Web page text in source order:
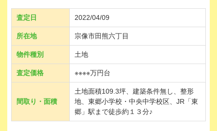
査定日 2022/04/09
所在地 宗像市田熊六丁目
物件種別 土地
査定価格 ※※※※万円台
間取り・面積
土地面積109.3坪、建築条件無し、整形
地、東郷小学校・中央中学校区、JR「東
郷」駅まで徒歩約１３分♪